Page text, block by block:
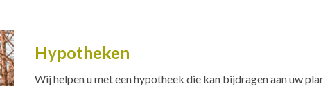
Hypotheken
Wij helpen u met een hypotheek die kan bijdragen aan uw